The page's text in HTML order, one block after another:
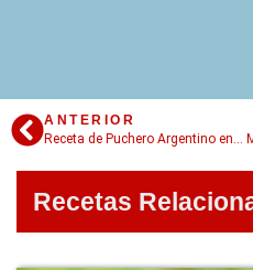
ANTERIOR
Receta de Puchero Argentino en 6 pasos
Recetas